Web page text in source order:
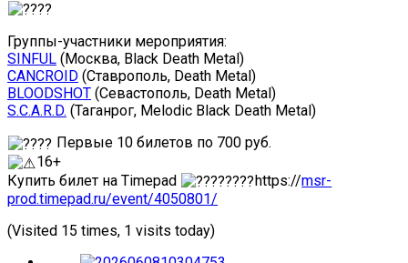
Группы-участники мероприятия:
SINFUL (Москва, Black Death Metal)
CANCROID (Ставрополь, Death Metal)
BLOODSHOT (Севастополь, Death Metal)
S.C.A.R.D. (Таганрог, Melodic Black Death Metal)
Первые 10 билетов по 700 руб.
16+
Купить билет на Timepad
https://msr-
prod.timepad.ru/event/4050801/
(Visited 15 times, 1 visits today)